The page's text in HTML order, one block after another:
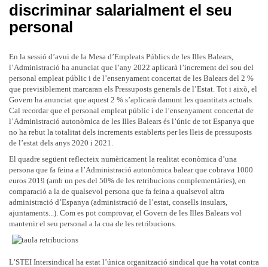
discriminar salarialment el seu
personal
En la sessió d’avui de la Mesa d’Empleats Públics de les Illes Balears,
l’Administració ha anunciat que l’any 2022 aplicarà l’increment del sou del
personal empleat públic i de l’ensenyament concertat de les Balears del 2 %
que previsiblement marcaran els Pressuposts generals de l’Estat. Tot i això, el
Govern ha anunciat que aquest 2 % s’aplicarà damunt les quantitats actuals.
Cal recordar que el personal empleat públic i de l’ensenyament concertat de
l’Administració autonòmica de les Illes Balears és l’únic de tot Espanya que
no ha rebut la totalitat dels increments establerts per les lleis de pressuposts
de l’estat dels anys 2020 i 2021.
El quadre següent reflecteix numèricament la realitat econòmica d’una
persona que fa feina a l’Administració autonòmica balear que cobrava 1000
euros 2019 (amb un pes del 50% de les retribucions complementàries), en
comparació a la de qualsevol persona que fa feina a qualsevol altra
administració d’Espanya (administració de l’estat, consells insulars,
ajuntaments...). Com es pot comprovar, el Govern de les Illes Balears vol
mantenir el seu personal a la cua de les retribucions.
L’STEI Intersindical ha estat l’única organització sindical que ha votat contra